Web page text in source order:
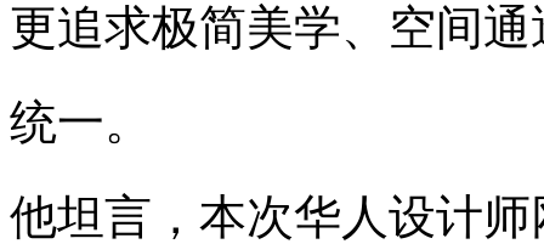
更追求极简美学、空间
统一。
他坦言，本次华人设计